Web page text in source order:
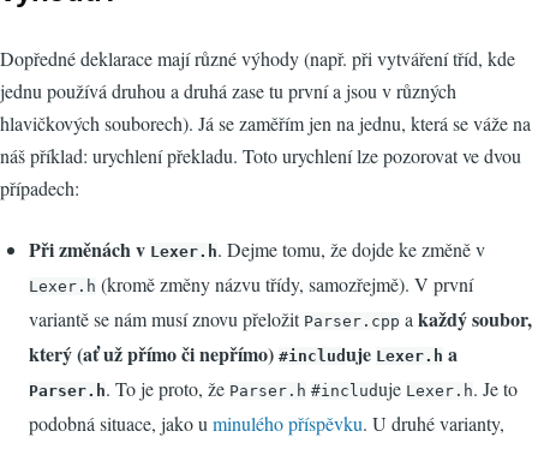
Dopředné deklarace mají různé výhody (např. při vytváření tříd, kde
jednu používá druhou a druhá zase tu první a jsou v různých
hlavičkových souborech). Já se zaměřím jen na jednu, která se váže na
náš příklad: urychlení překladu. Toto urychlení lze pozorovat ve dvou
případech:
Při změnách v Lexer.h. Dejme tomu, že dojde ke změně v
Lexer.h (kromě změny názvu třídy, samozřejmě). V první
variantě se nám musí znovu přeložit Parser.cpp a každý soubor,
který (ať už přímo či nepřímo) #includ uje Lexer.h a
Parser.h. To je proto, že Parser.h #includuje Lexer.h. Je to
podobná situace, jako u minulého příspěvku. U druhé varianty,